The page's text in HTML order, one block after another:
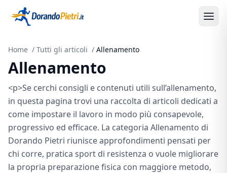
Home / Tutti gli articoli / Allenamento
Allenamento
<p>Se cerchi consigli e contenuti utili sull’allenamento,
in questa pagina trovi una raccolta di articoli dedicati a
come impostare il lavoro in modo più consapevole,
progressivo ed efficace. La categoria Allenamento di
Dorando Pietri riunisce approfondimenti pensati per
chi corre, pratica sport di resistenza o vuole migliorare
la propria preparazione fisica con maggiore metodo,